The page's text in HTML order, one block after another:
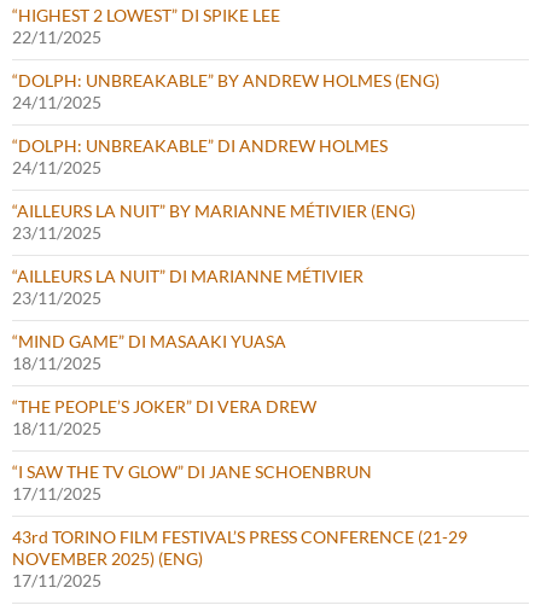
“HIGHEST 2 LOWEST” DI SPIKE LEE
22/11/2025
“DOLPH: UNBREAKABLE” BY ANDREW HOLMES (ENG)
24/11/2025
“DOLPH: UNBREAKABLE” DI ANDREW HOLMES
24/11/2025
“AILLEURS LA NUIT” BY MARIANNE MÉTIVIER (ENG)
23/11/2025
“AILLEURS LA NUIT” DI MARIANNE MÉTIVIER
23/11/2025
“MIND GAME” DI MASAAKI YUASA
18/11/2025
“THE PEOPLE’S JOKER” DI VERA DREW
18/11/2025
“I SAW THE TV GLOW” DI JANE SCHOENBRUN
17/11/2025
43rd TORINO FILM FESTIVAL’S PRESS CONFERENCE (21-29
NOVEMBER 2025) (ENG)
17/11/2025